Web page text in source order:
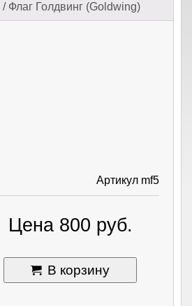
/ Флаг Голдвинг (Goldwing)
Артикул mf5
Цена 800 руб.
В корзину